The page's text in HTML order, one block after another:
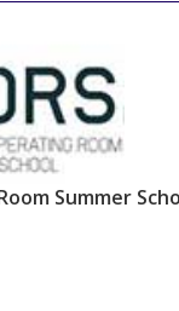
& Global
Summer